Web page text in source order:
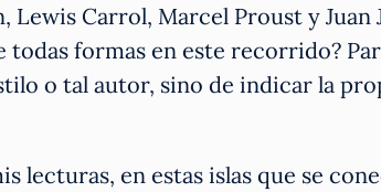
Carrol, Marcel Proust y Juan
formas en este recorrido?
o tal autor, sino de indicar la
lecturas, en estas islas que se